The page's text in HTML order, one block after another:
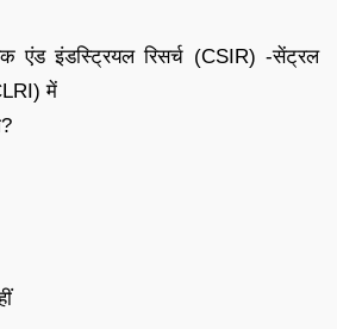
एंड इंडस्ट्रियल रिसर्च (CSIR) -सेंट्रल
में